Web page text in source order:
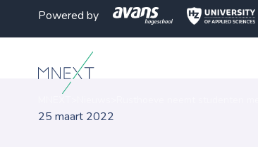
Powered by
25 maart 2022